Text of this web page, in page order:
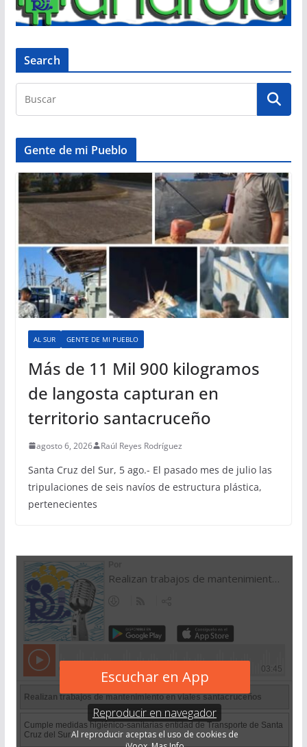
Search
Gente de mi Pueblo
AL SUR GENTE DE MI PUEBLO
Más de 11 Mil 900 kilogramos
de langosta capturan en
territorio santacruceño
agosto 6, 2026 Raúl Reyes Rodríguez
Santa Cruz del Sur, 5 ago.- El pasado mes de julio las
tripulaciones de seis navíos de estructura plástica,
pertenecientes